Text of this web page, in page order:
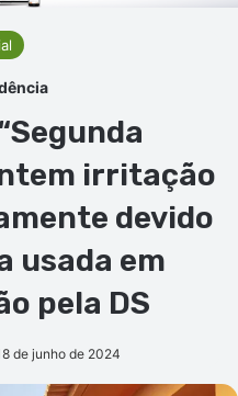
irritação
devido
usada em
pela DS
de junho de 2024